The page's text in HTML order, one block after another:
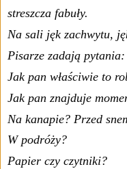
streszcza fabuły.
Na sali jęk zachwytu,
Pisarze zadają pytania:
Jak pan właściwie to
Jak pan znajduje
Na kanapie? Przed
W podróży?
Papier czy czytniki?